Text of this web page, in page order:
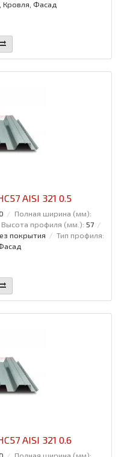
Кровля, Фасад
AISI 321 0.5
Полная ширина (мм):
Высота профиля (мм.): 57
покрытия
Тип профиля:
AISI 321 0.6